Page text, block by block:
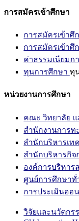
การสมัครเข้าศึกษา
การสมัครเข้า
การสมัครเข้า
ค่าธรรมเนียมก
ทุนการศึกษา ทุ
หน่วยงานการศึกษา
คณะ วิทยาลัย
สำนักงานการท
สำนักบริหารเท
สำนักบริหารกิจ
องค์การบริหาร
ศูนย์การศึกษาทั่
การประเมินออ
วิจัยและนวัตกร